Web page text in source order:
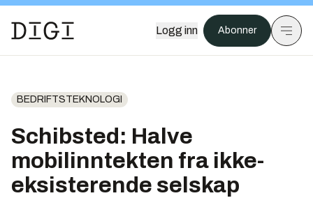
Logg inn Abonner
BEDRIFTSTEKNOLOGI
Schibsted: Halve
mobilinntekten fra ikke-
eksisterende selskap